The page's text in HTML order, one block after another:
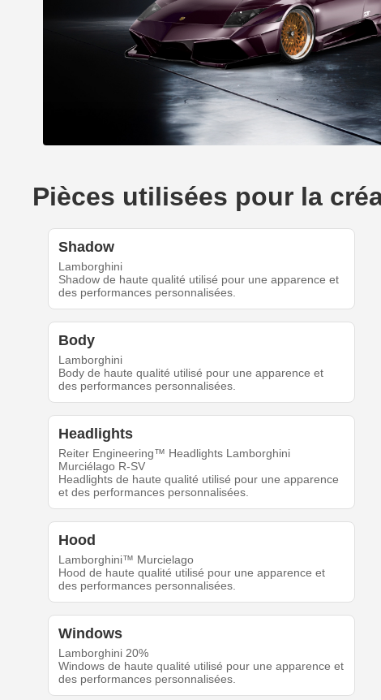
Pièces utilisées pour la
Shadow
Lamborghini
Shadow de haute qualité utilisé pour une apparence et
des performances personnalisées.
Body
Lamborghini
Body de haute qualité utilisé pour une apparence et
des performances personnalisées.
Headlights
Reiter Engineering™ Headlights Lamborghini
Murciélago R-SV
Headlights de haute qualité utilisé pour une apparence
et des performances personnalisées.
Hood
Lamborghini™ Murcielago
Hood de haute qualité utilisé pour une apparence et
des performances personnalisées.
Windows
Lamborghini 20%
Windows de haute qualité utilisé pour une apparence et
des performances personnalisées.